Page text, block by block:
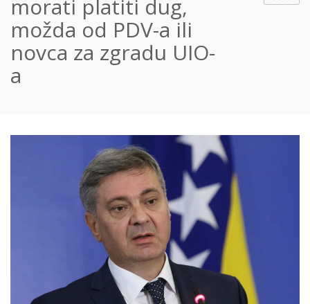
morati platiti dug,
možda od PDV-a ili
novca za zgradu UIO-
a